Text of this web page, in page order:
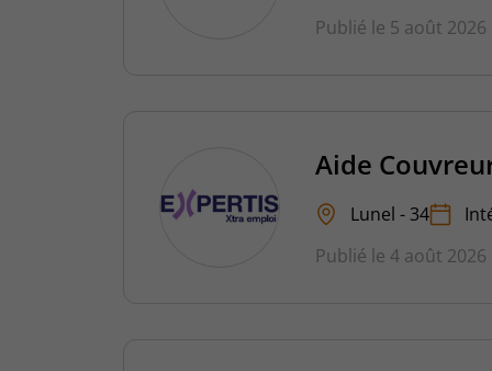
Publié le 5 août 2026
Aide
Lunel - 34
Publié le 4 août 2026